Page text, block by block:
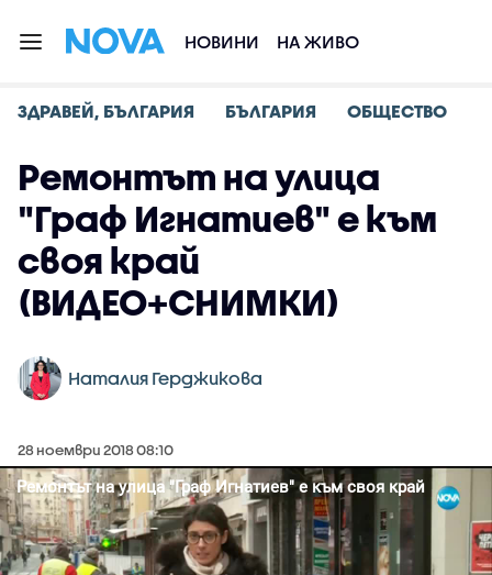
НОВИНИ НА ЖИВО
ЗДРАВЕЙ, БЪЛГАРИЯ БЪЛГАРИЯ ОБЩЕСТВО
Ремонтът на улица
"Граф Игнатиев" е към
своя край
(ВИДЕО+СНИМКИ)
Наталия Герджикова
28 ноември 2018 08:10